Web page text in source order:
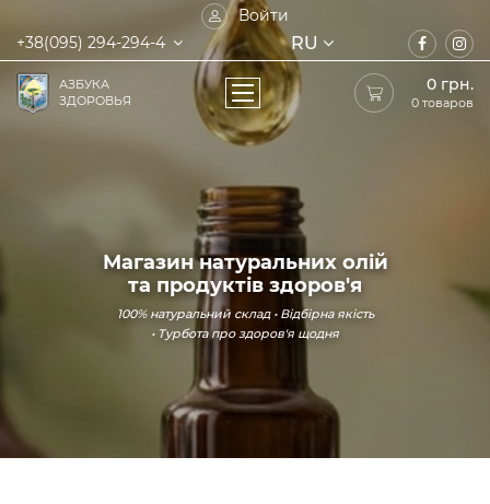
Войти
+38(095) 294-294-4
RU
АЗБУКА
ЗДОРОВЬЯ
0 грн.
0 товаров
Магазин натуральних олій
та продуктів здоров'я
100% натуральний склад • Відбірна якість
• Турбота про здоров'я щодня